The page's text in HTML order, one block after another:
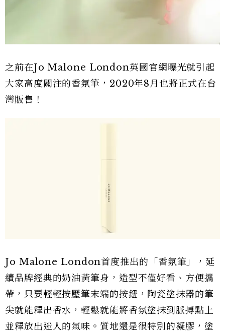
之前在Jo Malone London英國官網曝光就引起
大家高度關注的香氛筆，2020年8月也將正式在台
灣販售！
Jo Malone London首度推出的「香氛筆」，延
續品牌經典的奶油黃筆身，造型不僅好看、方便攜
帶，只要輕輕按壓筆末端的按鈕，陶瓷塗抹器的筆
尖就能釋出香水，輕鬆就能將香氛塗抹到脈搏點上
並釋放出迷人的氣味。質地還是很特別的凝膠，塗